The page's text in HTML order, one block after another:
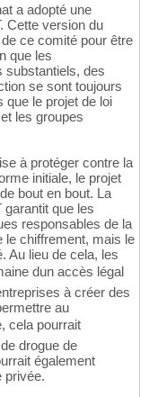
a adopté une
Cette version du
ce comité pour être
que les
substantiels, des
se sont toujours
que le projet de loi
les groupes
à protéger contre la
initiale, le projet
bout en bout. La
que les
responsables de la
le chiffrement, mais le
Au lieu de cela, les
dun accès légal
à créer des
au
cela pourrait
drogue de
également
privée.